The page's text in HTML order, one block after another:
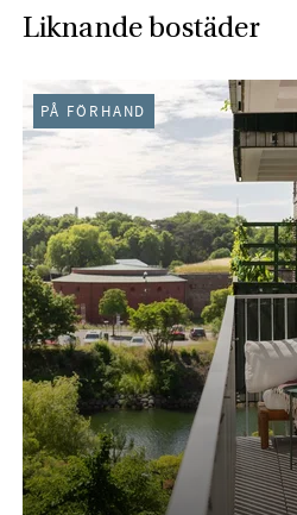
Liknande bostäder
PÅ FÖRHAND